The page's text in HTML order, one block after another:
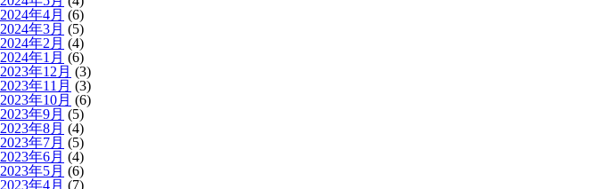
2024年4月 (6)
2024年3月 (5)
2024年2月 (4)
2024年1月 (6)
2023年12月 (3)
2023年11月 (3)
2023年10月 (6)
2023年9月 (5)
2023年8月 (4)
2023年7月 (5)
2023年6月 (4)
2023年5月 (6)
2023年4月 (7)